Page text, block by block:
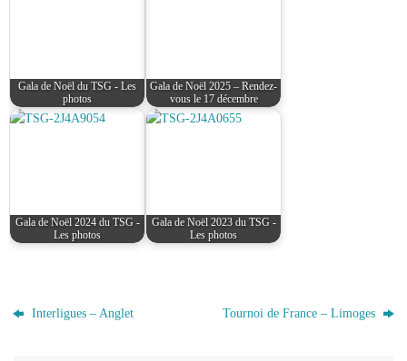
Gala de Noël du TSG - Les
photos
Gala de Noël 2025 – Rendez-
vous le 17 décembre
Gala de Noël 2024 du TSG -
Les photos
Gala de Noël 2023 du TSG -
Les photos
Interligues – Anglet Tournoi de France – Limoges